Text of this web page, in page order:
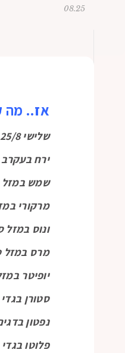
08.25
אז.. מה
שלישי 25/8
ירח
שמש
מרקורי
ונוס במזל
מרס
יופיטר
סטורן בגדי
נפטון בדגים 60 פלוטו
פלוטו